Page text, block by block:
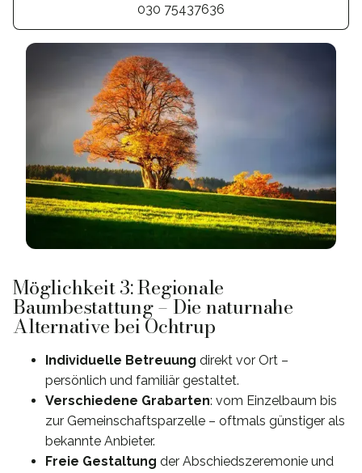
030 75437636
Möglichkeit 3: Regionale
Baumbestattung – Die naturnahe
Alternative bei Ochtrup
Individuelle Betreuung direkt vor Ort –
persönlich und familiär gestaltet.
Verschiedene Grabarten: vom Einzelbaum bis
zur Gemeinschaftsparzelle – oftmals günstiger als
bekannte Anbieter.
Freie Gestaltung der Abschiedszeremonie und